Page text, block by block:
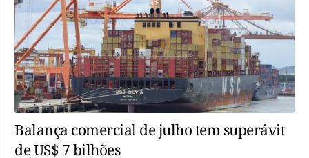
Balança comercial de julho tem superávit
de US$ 7 bilhões